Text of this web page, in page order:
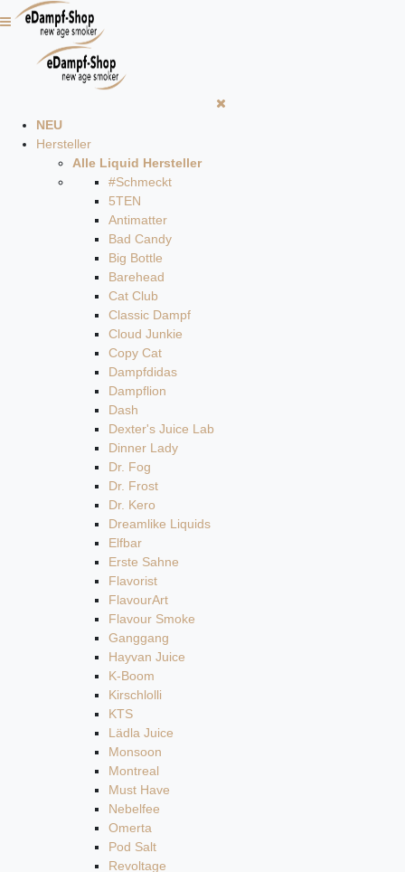
NEU
Hersteller
Alle Liquid Hersteller
#Schmeckt
5TEN
Antimatter
Bad Candy
Big Bottle
Barehead
Cat Club
Classic Dampf
Cloud Junkie
Copy Cat
Dampfdidas
Dampflion
Dash
Dexter's Juice Lab
Dinner Lady
Dr. Fog
Dr. Frost
Dr. Kero
Dreamlike Liquids
Elfbar
Erste Sahne
Flavorist
FlavourArt
Flavour Smoke
Ganggang
Hayvan Juice
K-Boom
Kirschlolli
KTS
Lädla Juice
Monsoon
Montreal
Must Have
Nebelfee
Omerta
Pod Salt
Revoltage